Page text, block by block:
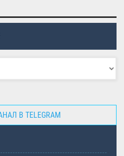
В TELEGRAM